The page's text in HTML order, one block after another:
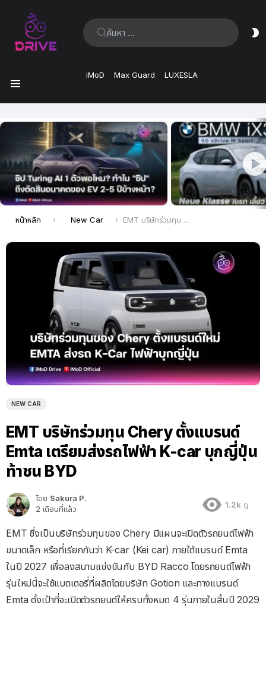
ค้นหา:
iMoD Max Guard LUXESLA
ล่าสุด
คุณอยู่ที่นี่:
หน้าหลัก New Car EMT บริษัทร่วมทุน Chery ตั้งแบรนด์ Emta เตรียมส่งรถไฟฟ้า K-car บุกญี่ปุ่นท้าชน BYD
NEW CAR
EMT บริษัทร่วมทุน Chery ตั้งแบรนด์
Emta เตรียมส่งรถไฟฟ้า K-car บุกญี่ปุ่น
ท้าชน BYD
โดย Sakura P.
2 เดือนที่แล้ว
1.2k ดู
EMT ซึ่งเป็นบริษัทร่วมทุนของ Chery มีแผนจะเปิดตัวรถยนต์ไฟฟ้า
ขนาดเล็ก หรือที่เรียกกันว่า K-car (Kei car) ภายใต้แบรนด์ Emta
ในปี 2027 เพื่อลงสนามแข่งขันกับ BYD Racco โดยรถยนต์ไฟฟ้า
รุ่นใหม่นี้จะใช้แบตเตอรี่ที่ผลิตโดยบริษัท Gotion และทางแบรนด์
Emta ตั้งเป้าที่จะเปิดตัวรถยนต์ให้ครบทั้งหมด 4 รุ่นภายในสิ้นปี 2029